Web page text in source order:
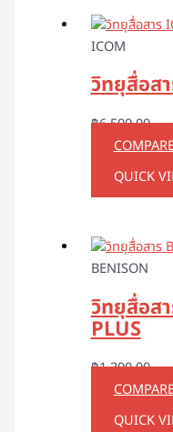
ICOM
วิทยุสื่อส
฿6,500.00
QUICK
BENISON
วิทยุสื่อส
PLUS
฿1,300.00
QUICK